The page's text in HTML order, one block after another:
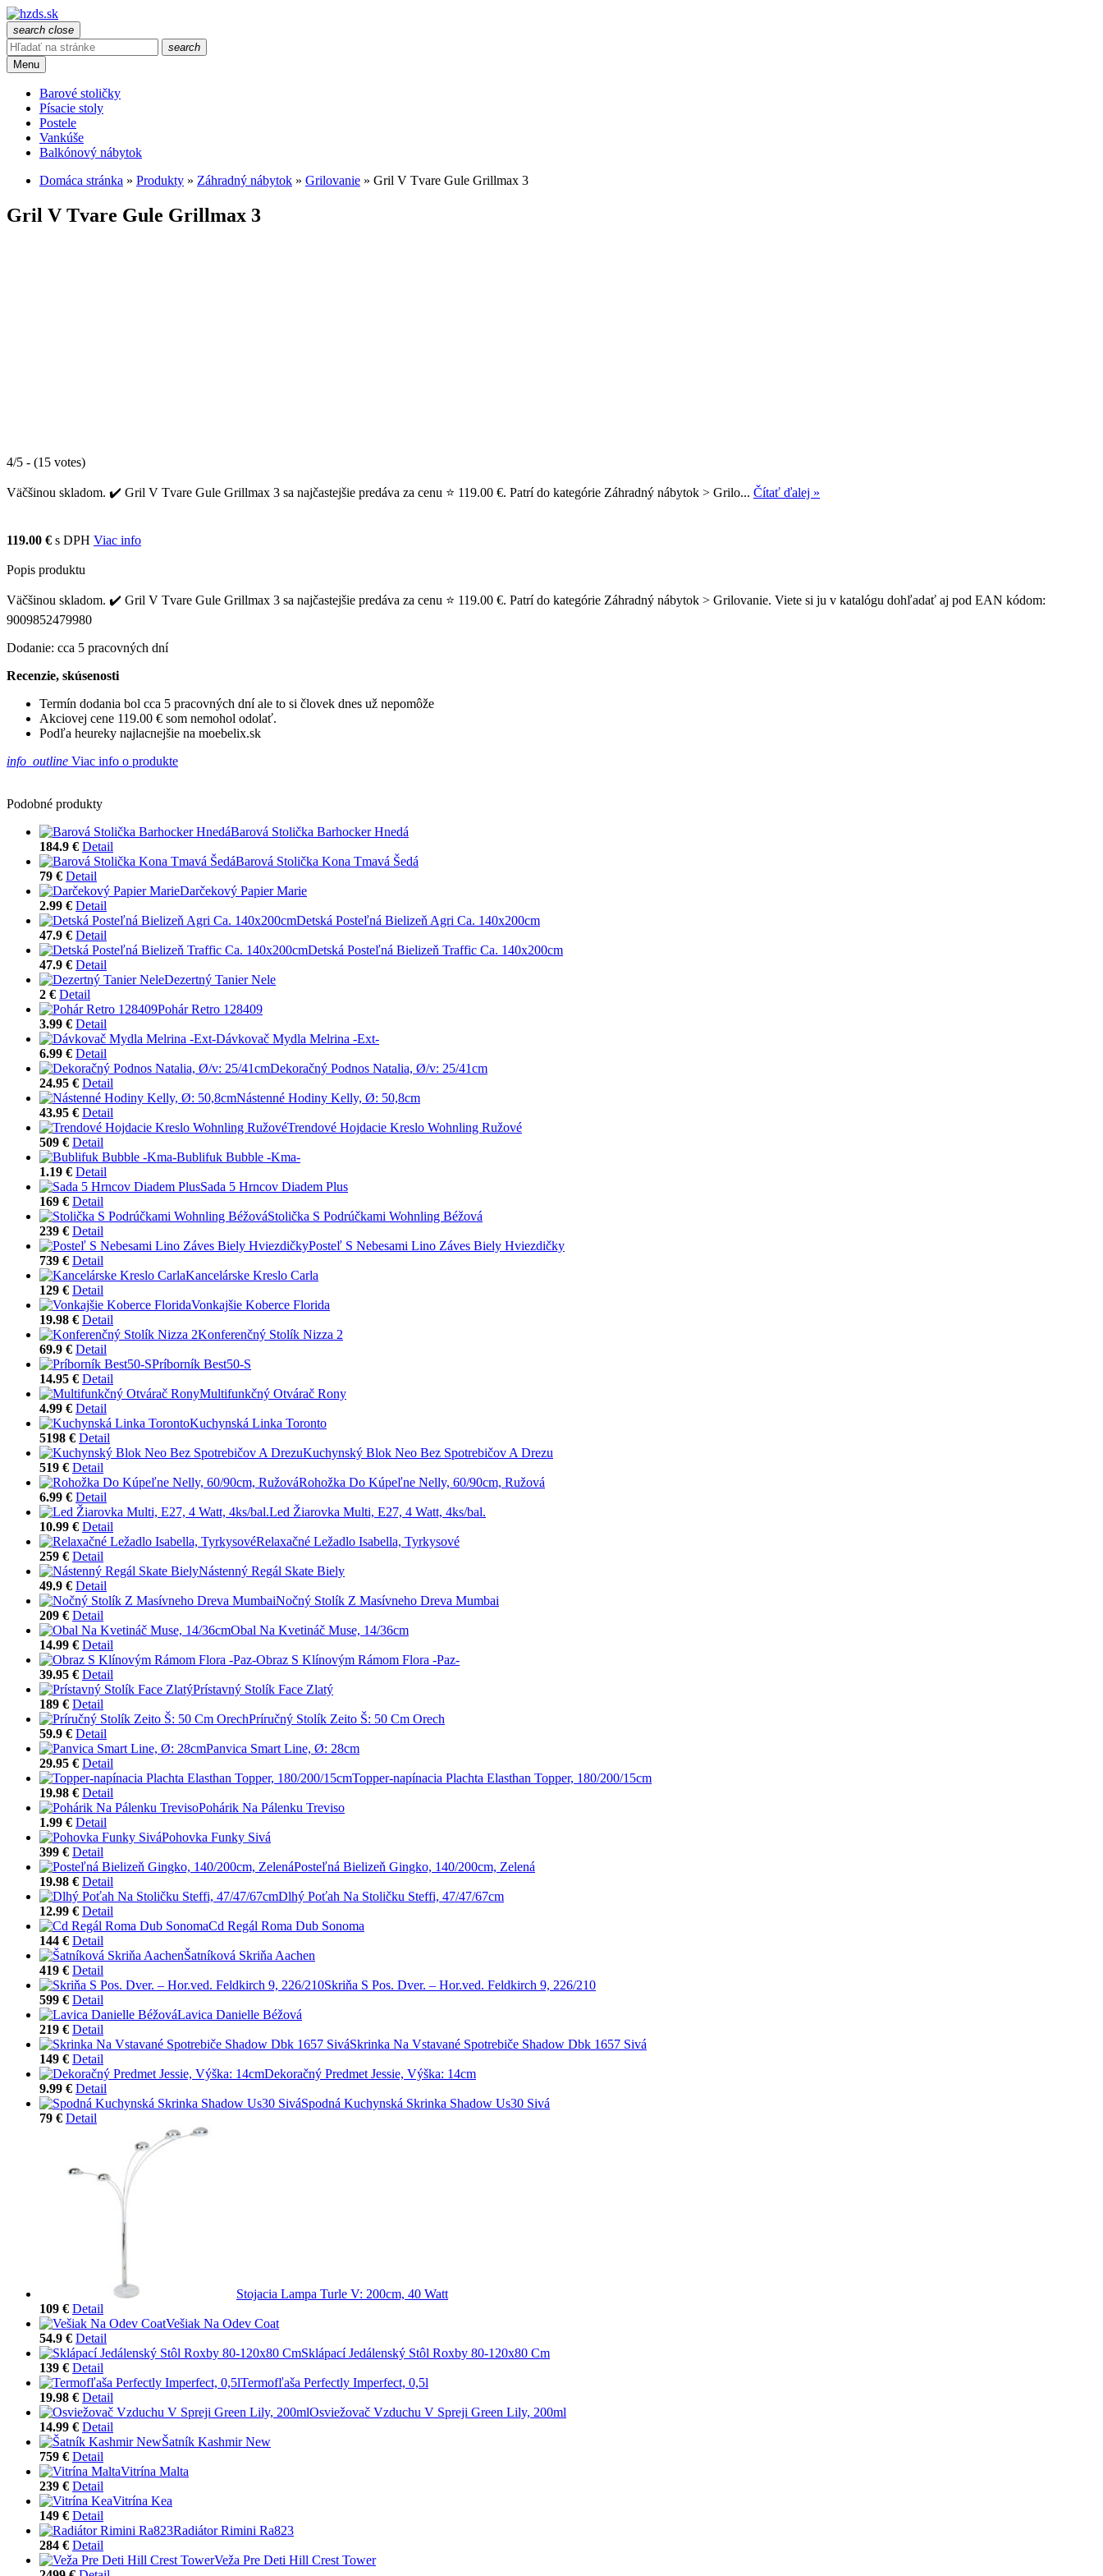
search close
search
Menu
Barové stoličky
Písacie stoly
Postele
Vankúše
Balkónový nábytok
Domáca stránka » Produkty » Záhradný nábytok » Grilovanie » Gril V Tvare Gule Grillmax 3
Gril V Tvare Gule Grillmax 3
4/5 - (15 votes)
Väčšinou skladom. ✔️ Gril V Tvare Gule Grillmax 3 sa najčastejšie predáva za cenu ⭐ 119.00 €. Patrí do kategórie Záhradný nábytok > Grilo... Čítať ďalej »
119.00 € s DPH Viac info
Popis produktu
Väčšinou skladom. ✔️ Gril V Tvare Gule Grillmax 3 sa najčastejšie predáva za cenu ⭐ 119.00 €. Patrí do kategórie Záhradný nábytok > Grilovanie. Viete si ju v katalógu dohľadať aj pod EAN kódom:
9009852479980
Dodanie: cca 5 pracovných dní
Recenzie, skúsenosti
Termín dodania bol cca 5 pracovných dní ale to si človek dnes už nepomôže
Akciovej cene 119.00 € som nemohol odolať.
Podľa heureky najlacnejšie na moebelix.sk
info_outline Viac info o produkte
Podobné produkty
Barová Stolička Barhocker Hnedá
184.9 € Detail
Barová Stolička Kona Tmavá Šedá
79 € Detail
Darčekový Papier Marie
2.99 € Detail
Detská Posteľná Bielizeň Agri Ca. 140x200cm
47.9 € Detail
Detská Posteľná Bielizeň Traffic Ca. 140x200cm
47.9 € Detail
Dezertný Tanier Nele
2 € Detail
Pohár Retro 128409
3.99 € Detail
Dávkovač Mydla Melrina -Ext-
6.99 € Detail
Dekoračný Podnos Natalia, Ø/v: 25/41cm
24.95 € Detail
Nástenné Hodiny Kelly, Ø: 50,8cm
43.95 € Detail
Trendové Hojdacie Kreslo Wohnling Ružové
509 € Detail
Bublifuk Bubble -Kma-
1.19 € Detail
Sada 5 Hrncov Diadem Plus
169 € Detail
Stolička S Podrúčkami Wohnling Béžová
239 € Detail
Posteľ S Nebesami Lino Záves Biely Hviezdičky
739 € Detail
Kancelárske Kreslo Carla
129 € Detail
Vonkajšie Koberce Florida
19.98 € Detail
Konferenčný Stolík Nizza 2
69.9 € Detail
Príborník Best50-S
14.95 € Detail
Multifunkčný Otvárač Rony
4.99 € Detail
Kuchynská Linka Toronto
5198 € Detail
Kuchynský Blok Neo Bez Spotrebičov A Drezu
519 € Detail
Rohožka Do Kúpeľne Nelly, 60/90cm, Ružová
6.99 € Detail
Led Žiarovka Multi, E27, 4 Watt, 4ks/bal.
10.99 € Detail
Relaxačné Ležadlo Isabella, Tyrkysové
259 € Detail
Nástenný Regál Skate Biely
49.9 € Detail
Nočný Stolík Z Masívneho Dreva Mumbai
209 € Detail
Obal Na Kvetináč Muse, 14/36cm
14.99 € Detail
Obraz S Klínovým Rámom Flora -Paz-
39.95 € Detail
Prístavný Stolík Face Zlatý
189 € Detail
Príručný Stolík Zeito Š: 50 Cm Orech
59.9 € Detail
Panvica Smart Line, Ø: 28cm
29.95 € Detail
Topper-napínacia Plachta Elasthan Topper, 180/200/15cm
19.98 € Detail
Pohárik Na Pálenku Treviso
1.99 € Detail
Pohovka Funky Sivá
399 € Detail
Posteľná Bielizeň Gingko, 140/200cm, Zelená
19.98 € Detail
Dlhý Poťah Na Stoličku Steffi, 47/47/67cm
12.99 € Detail
Cd Regál Roma Dub Sonoma
144 € Detail
Šatníková Skriňa Aachen
419 € Detail
Skriňa S Pos. Dver. – Hor.ved. Feldkirch 9, 226/210
599 € Detail
Lavica Danielle Béžová
219 € Detail
Skrinka Na Vstavané Spotrebiče Shadow Dbk 1657 Sivá
149 € Detail
Dekoračný Predmet Jessie, Výška: 14cm
9.99 € Detail
Spodná Kuchynská Skrinka Shadow Us30 Sivá
79 € Detail
Stojacia Lampa Turle V: 200cm, 40 Watt
109 € Detail
Vešiak Na Odev Coat
54.9 € Detail
Sklápací Jedálenský Stôl Roxby 80-120x80 Cm
139 € Detail
Termofľaša Perfectly Imperfect, 0,5l
19.98 € Detail
Osviežovač Vzduchu V Spreji Green Lily, 200ml
14.99 € Detail
Šatník Kashmir New
759 € Detail
Vitrína Malta
239 € Detail
Vitrína Kea
149 € Detail
Radiátor Rimini Ra823
284 € Detail
Veža Pre Deti Hill Crest Tower